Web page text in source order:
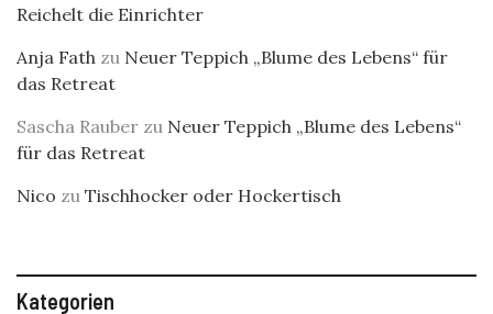
Reichelt die Einrichter
Anja Fath zu Neuer Teppich „Blume des Lebens“ für
das Retreat
Sascha Rauber zu Neuer Teppich „Blume des Lebens“
für das Retreat
Nico zu Tischhocker oder Hockertisch
Kategorien